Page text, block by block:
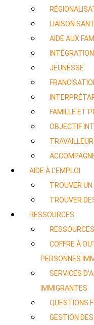
LIAISON
AIDE AUX
JEUNESSE
FAMILLE ET
OBJECTIF
AIDE À L’EMPLOI
TROUVER UN
TROUVER
RESSOURCES
COFFRE À
PERSONNES
SERVICES
IMMIGRANTES
QUESTIONS
GESTION